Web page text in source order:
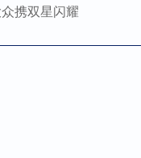
携双星闪耀